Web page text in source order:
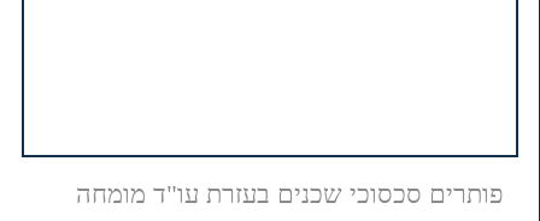
פותרים סכסוכי שכנים בעזרת עו"ד מומחה